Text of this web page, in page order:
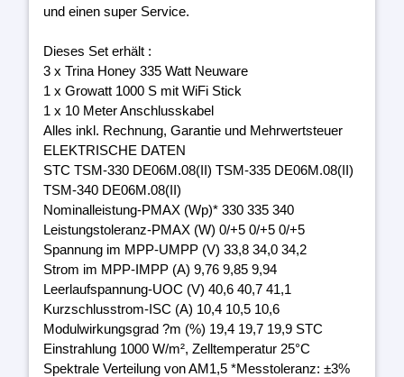
und einen super Service.
Dieses Set erhält :
3 x Trina Honey 335 Watt Neuware
1 x Growatt 1000 S mit WiFi Stick
1 x 10 Meter Anschlusskabel
Alles inkl. Rechnung, Garantie und Mehrwertsteuer
ELEKTRISCHE DATEN
STC TSM-330 DE06M.08(II) TSM-335 DE06M.08(II)
TSM-340 DE06M.08(II)
Nominalleistung-PMAX (Wp)* 330 335 340
Leistungstoleranz-PMAX (W) 0/+5 0/+5 0/+5
Spannung im MPP-UMPP (V) 33,8 34,0 34,2
Strom im MPP-IMPP (A) 9,76 9,85 9,94
Leerlaufspannung-UOC (V) 40,6 40,7 41,1
Kurzschlusstrom-ISC (A) 10,4 10,5 10,6
Modulwirkungsgrad ?m (%) 19,4 19,7 19,9 STC
Einstrahlung 1000 W/m², Zelltemperatur 25°C
Spektrale Verteilung von AM1,5 *Messtoleranz: ±3%